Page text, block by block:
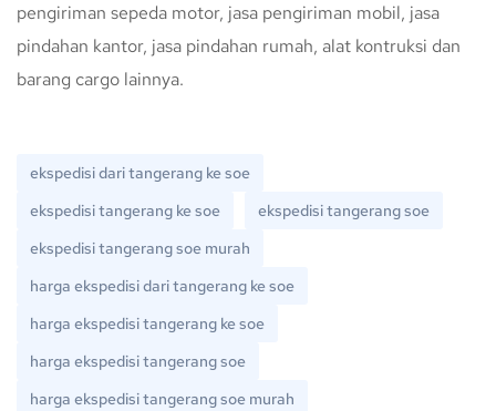
pengiriman sepeda motor, jasa pengiriman mobil, jasa
pindahan kantor, jasa pindahan rumah, alat kontruksi dan
barang cargo lainnya.
ekspedisi dari tangerang ke soe
ekspedisi tangerang ke soe
ekspedisi tangerang soe
ekspedisi tangerang soe murah
harga ekspedisi dari tangerang ke soe
harga ekspedisi tangerang ke soe
harga ekspedisi tangerang soe
harga ekspedisi tangerang soe murah